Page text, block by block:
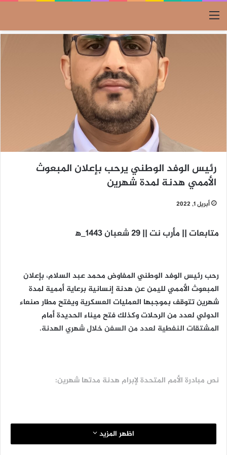
القائمة
رئيس الوفد الوطني يرحب بإعلان المبعوث
الأممي هدنة لمدة شهرين
أبريل 1, 2022
متابعات || مأرب نت || 29 شعبان 1443_ه‍
رحب رئيس الوفد الوطني المفاوض محمد عبد السلام، بإعلان
المبعوث الأممي لليمن عن هدنة إنسانية برعاية أممية لمدة
شهرين تتوقف بموجبها العمليات العسكرية ويفتح مطار صنعاء
الدولي لعدد من الرحلات وكذلك فتح ميناء الحديدة أمام
المشتقات النفطية لعدد من السفن خلال شهري الهدنة.
نص مبادرة الأمم المتحدة لإبرام هدنة مدتها شهرين:
إدراكا للاستعجال اللازم لخفض تصعيد العنف ولمعالجة الاحتياجات
الإنسانية والاقتصادية سوف ينفذ الأطراف هدنة مدتها شهرين تبدأ
اظهر المزيد